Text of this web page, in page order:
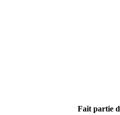
Fait partie